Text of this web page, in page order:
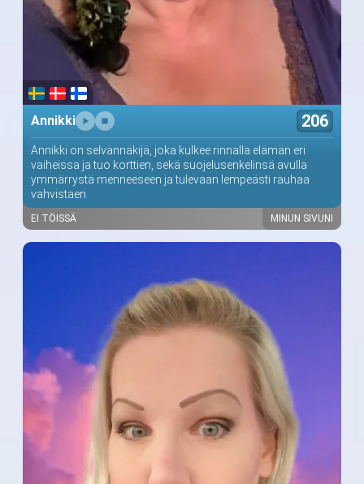
Annikki 206
Annikki on selvännäkijä, joka kulkee rinnalla elämän eri
vaiheissa ja tuo korttien, sekä suojelusenkelinsä avulla
ymmärrystä menneeseen ja tulevaan lempeästi rauhaa
vahvistaen
EI TÖISSÄ MINUN SIVUNI